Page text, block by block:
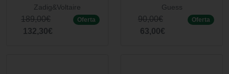
Zadig&Voltaire
189,00€
132,30€
Oferta
Guess
90,00€
63,00€
Oferta